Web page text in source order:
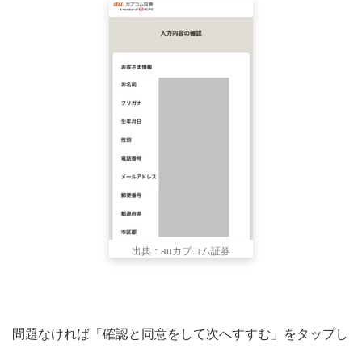
出典：auカブコム証券
問題なければ「確認と同意をして次へすすむ」をタップし